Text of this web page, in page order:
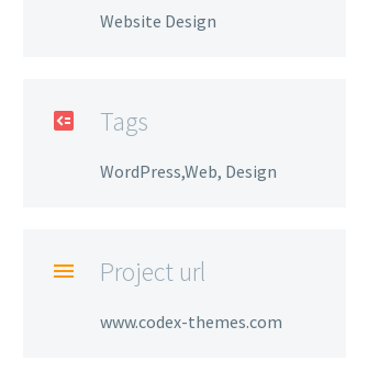
Website Design
 Tags
WordPress,Web, Design
 Project url
www.codex-themes.com